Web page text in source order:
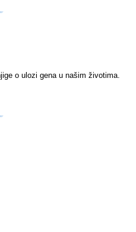
o ulozi gena u našim životima.